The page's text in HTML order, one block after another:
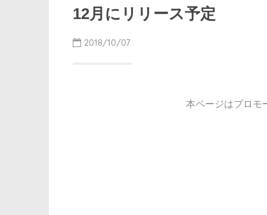
12月にリリース予定
2018/10/07
本ページはプロモ